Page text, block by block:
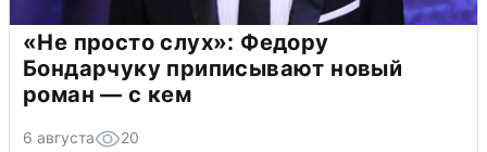
«Не просто слух»: Федору
Бондарчуку приписывают новый
роман — с кем
6 августа 20